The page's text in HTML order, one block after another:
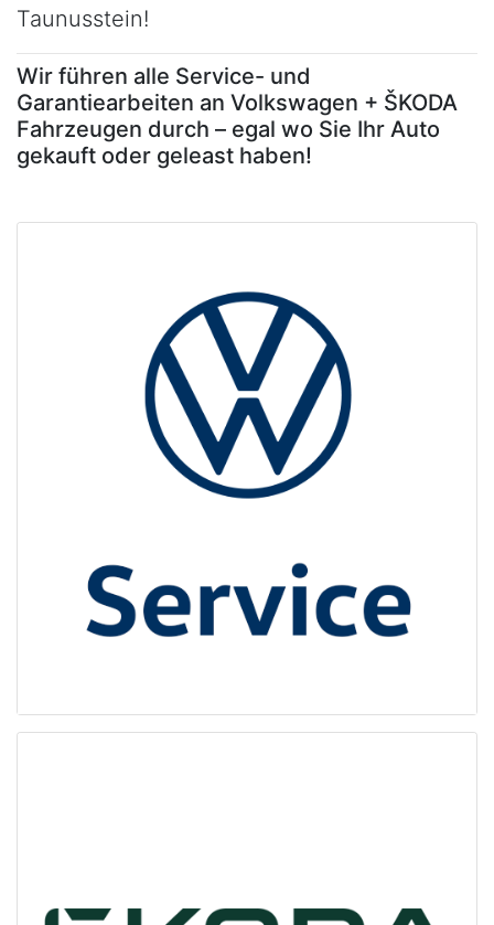
Taunusstein!
Wir führen alle Service- und
Garantiearbeiten an Volkswagen + ŠKODA
Fahrzeugen durch – egal wo Sie Ihr Auto
gekauft oder geleast haben!